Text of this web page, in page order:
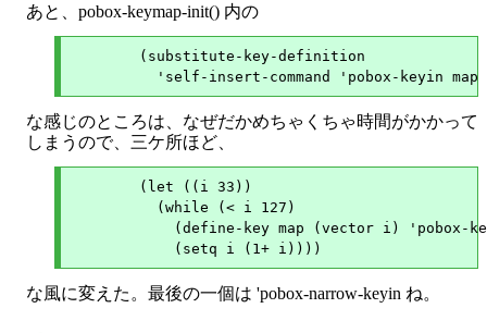
あと、pobox-keymap-init() 内の
        (substitute-key-definition
な感じのところは、なぜだかめちゃくちゃ時間がかかって
しまうので、三ケ所ほど、
な風に変えた。最後の一個は 'pobox-narrow-keyin ね。